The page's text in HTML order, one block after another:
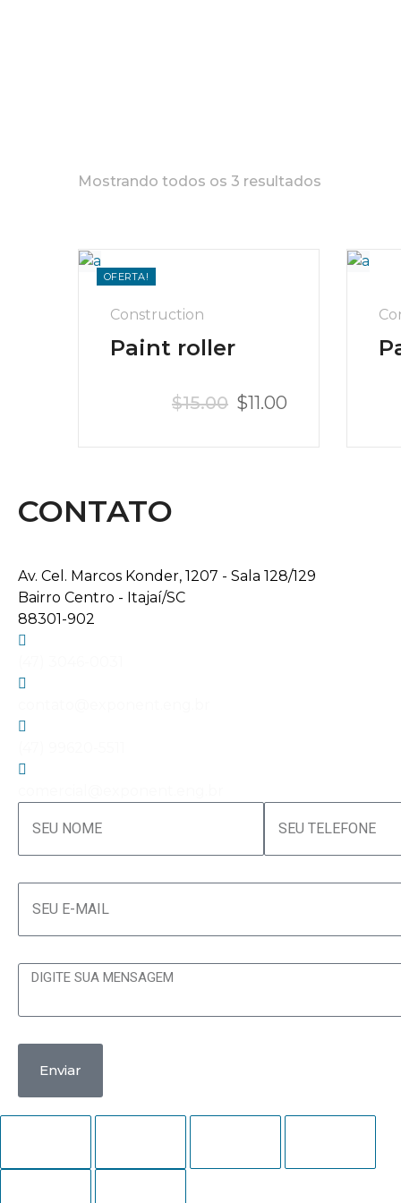
Mostrando todos os 3 resultados
OFERTA!
Construction
Paint roller
Avaliação$15.00 $11.00
de
CONTATO
Av. Cel. Marcos Konder, 1207 - Sala 128/129
Bairro Centro - Itajaí/SC
88301-902
Enviar